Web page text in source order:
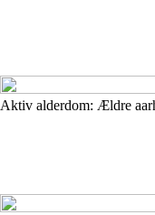
Aktiv alderdom: Ældre